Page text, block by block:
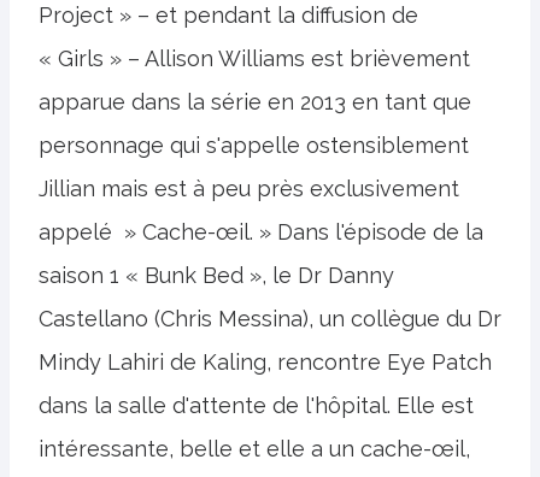
Project » – et pendant la diffusion de
« Girls » – Allison Williams est brièvement
apparue dans la série en 2013 en tant que
personnage qui s'appelle ostensiblement
Jillian mais est à peu près exclusivement
appelé » Cache-œil. » Dans l'épisode de la
saison 1 « Bunk Bed », le Dr Danny
Castellano (Chris Messina), un collègue du Dr
Mindy Lahiri de Kaling, rencontre Eye Patch
dans la salle d'attente de l'hôpital. Elle est
intéressante, belle et elle a un cache-œil,